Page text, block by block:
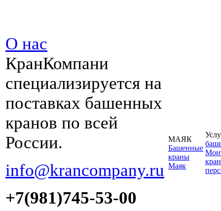
О нас
КранКомпани
специализируется на
поставках башенных
кранов по всей
России.
info@krancompany.ru
+7(981)745-53-00
МАЯК
Башенные
краны
Маяк